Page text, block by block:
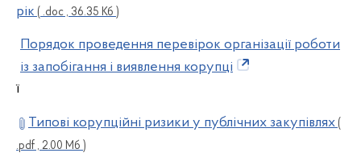
рік ( .doc , 36.35 Кб )
Порядок проведення перевірок організації роботи
із запобігання і виявлення корупці
ї
Типові корупційні ризики у публічних закупівлях (
.pdf , 2.00 Мб )